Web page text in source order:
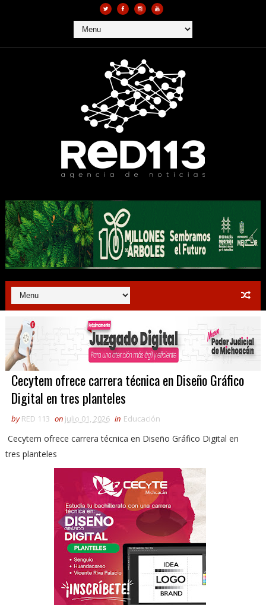
Cecytem ofrece carrera técnica en Diseño Gráfico
Digital en tres planteles
by RED 113 on julio 01, 2026 in Educación
Cecytem ofrece carrera técnica en Diseño Gráfico Digital en
tres planteles